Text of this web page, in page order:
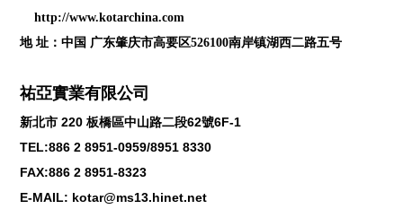
http://www.kotarchina.com
地 址：中国 广东肇庆市高要区526100南岸镇湖西二路五号
祐亞實業有限公司
新北市220 板橋區中山路二段62號6F-1
TEL:886 2 8951-0959/8951 8330
FAX:886 2 8951-8323
E-MAIL: kotar@ms13.hinet.net